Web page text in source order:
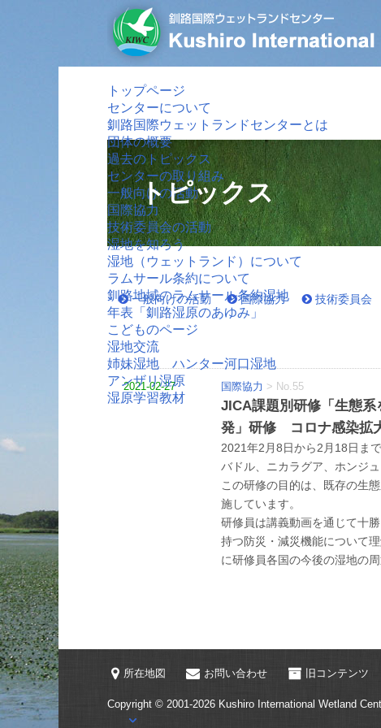
トップページ
センターについて
釧路国際ウェットランドセンターとは
団体の概要
過去のトピックス
センターの取り組み
一般向けの活動
国際協力
技術委員会の活動
湿地を知ろう
湿地（ウェットランド）について
ラムサール条約について
釧路地域のラムサール条約湿地
年表「釧路湿原のあゆみ」
こどものページ
湿地交流
姉妹湿地 ハンター河口湿地
アンザリ湿原
湿原学習教材
トピックス
一般向けの活動 国際協力 技術委員会
2021-02-27 国際協力 > No.55
JICA課題別研修「生態
発」研修 コロナ感染拡
2021年2月8日から2月18日ま
バドル、ニカラグア、ホンジ
この研修の目的は、既存の生
施しています。
研修員は講義動画を通じて十
持つ防災・減災機能について
に研修員各国の今後の湿地の
所在地図 お問い合わせ 旧コンテンツ
Copyright © 2001-2026 Kushiro International Wetland